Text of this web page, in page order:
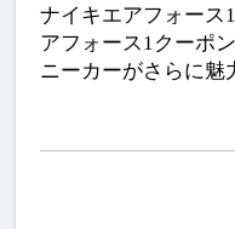
ナイキエアフォース
アフォース1クーポ
ニーカーがさらに魅